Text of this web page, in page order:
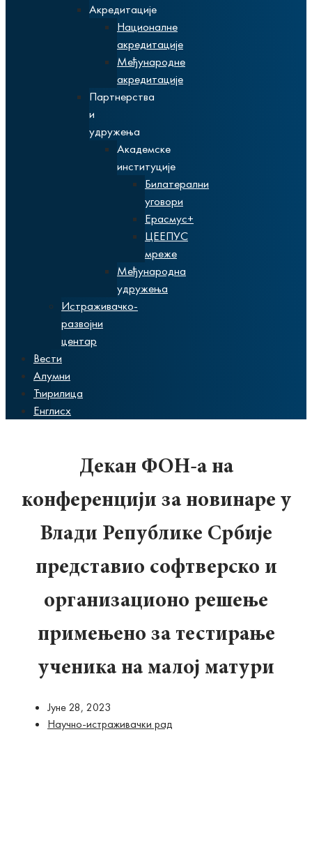
Акредитације
Националне
акредитације
Међународне
акредитације
Партнерства
и
удружења
Академске
институције
Билатерални
уговори
Ерасмус+
ЦЕЕПУС
мреже
Међународна
удружења
Истраживачко-
развојни
центар
Вести
Алумни
Ћирилица
Енглисх
Декан ФОН-а на
конференцији за новинаре у
Влади Републике Србије
представио софтверско и
организационо решење
примењено за тестирање
ученика на малој матури
Јуне 28, 2023
Научно-истраживачки рад